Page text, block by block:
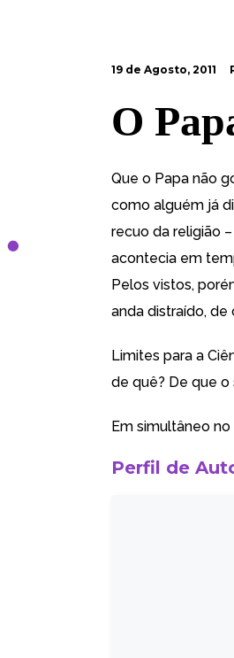
19 de Agosto, 2011
O
Que o Papa não
como alguém já
recuo da religião
acontecia em
Pelos vistos,
anda distraído,
Limites para a
de quê? De que o
Em simultâneo no
Perfil de